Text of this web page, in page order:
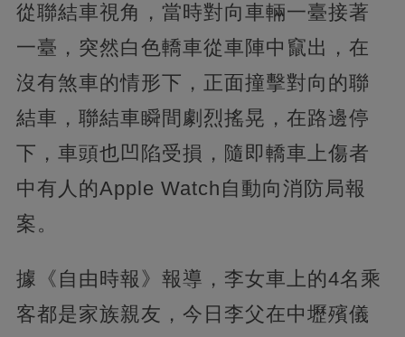
從聯結車視角，當時對向車輛一臺接著
一臺，突然白色轎車從車陣中竄出，在
沒有煞車的情形下，正面撞擊對向的聯
結車，聯結車瞬間劇烈搖晃，在路邊停
下，車頭也凹陷受損，隨即轎車上傷者
中有人的Apple Watch自動向消防局報
案。
據《自由時報》報導，李女車上的4名乘
客都是家族親友，今日李父在中壢殯儀